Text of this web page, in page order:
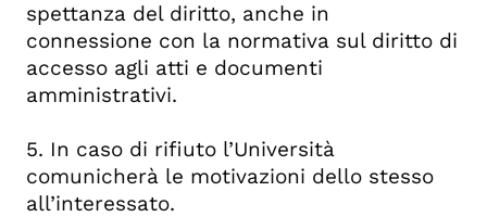
spettanza del diritto, anche in
connessione con la normativa sul diritto di
accesso agli atti e documenti
amministrativi.
5. In caso di rifiuto l’Università
comunicherà le motivazioni dello stesso
all’interessato.